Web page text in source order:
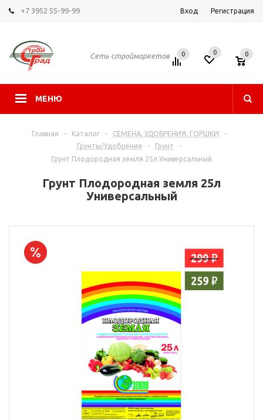
+7 3952 55-99-99 Вход Регистрация
Сеть строймаркетов
МЕНЮ
0 0 0
Главная - Каталог - СЕМЕНА, УДОБРЕНИЯ, ГОРШКИ
-
Грунты/Удобрения
- Грунт
-
Грунт Плодородная земля 25л Универсальный
Грунт Плодородная земля 25л
Универсальный